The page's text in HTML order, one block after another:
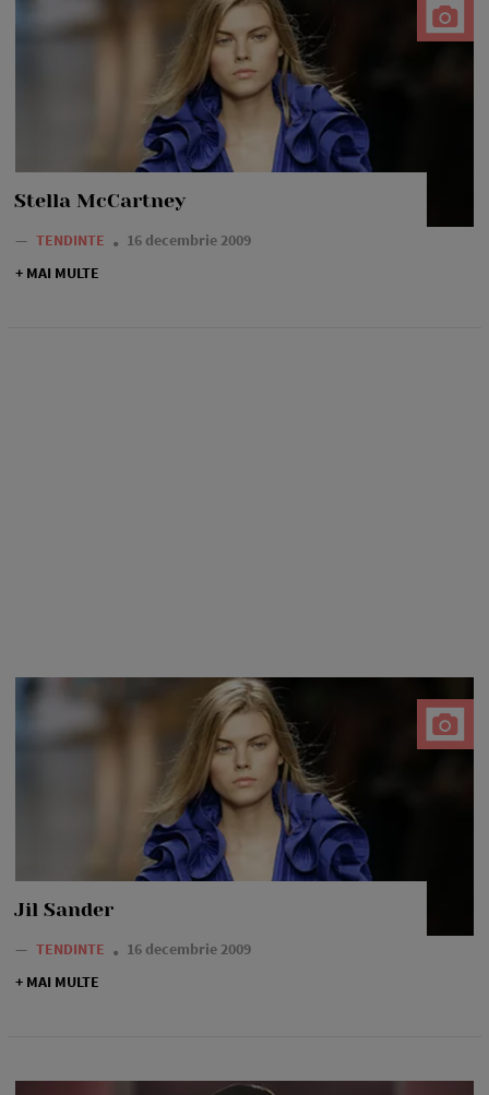
Stella McCartney
— TENDINTE
16 decembrie 2009
+ MAI MULTE
Jil Sander
— TENDINTE
16 decembrie 2009
+ MAI MULTE